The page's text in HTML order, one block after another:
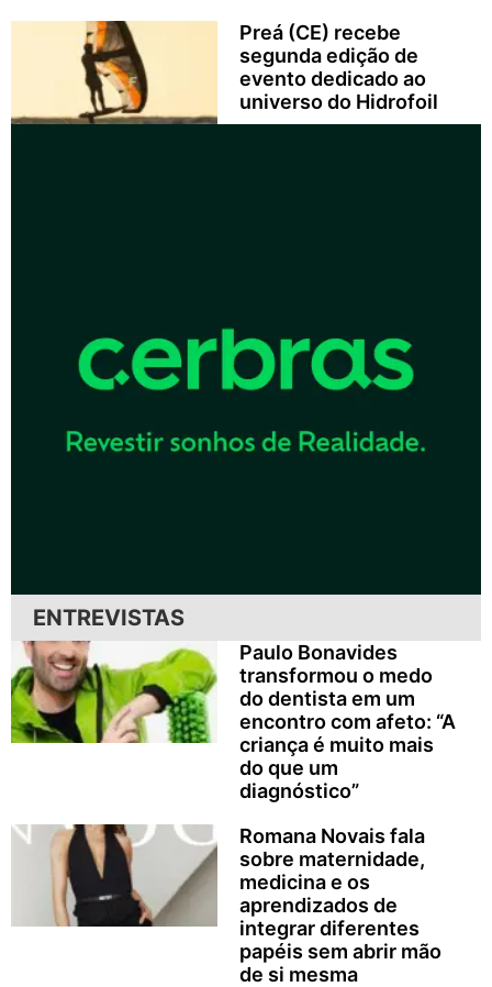
Preá (CE) recebe
segunda edição de
evento dedicado ao
universo do Hidrofoil
ENTREVISTAS
Paulo Bonavides
transformou o medo
do dentista em um
encontro com afeto: “A
criança é muito mais
do que um
diagnóstico”
Romana Novais fala
sobre maternidade,
medicina e os
aprendizados de
integrar diferentes
papéis sem abrir mão
de si mesma